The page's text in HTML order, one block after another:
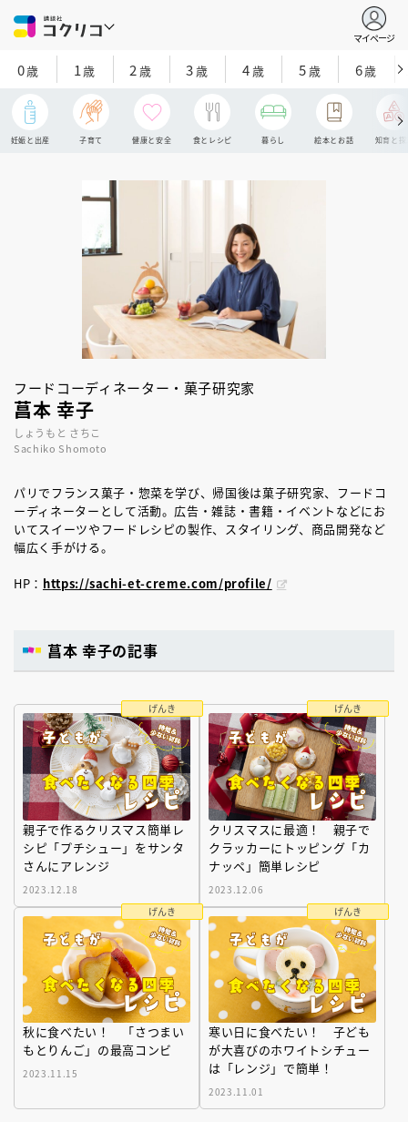
マイページ
0歳 1歳 2 歳 3歳 4歳 5歳 6歳
妊娠と出産 子育て 健康と安全 食とレシピ 暮らし 絵本とお話 知育と探
フードコーディネーター・菓子研究家
菖本 幸子
しょうもと さちこ
Sachiko Shomoto
パリでフランス菓子・惣菜を学び、帰国後は菓子研究家、フードコ
ーディネーターとして活動。広告・雑誌・書籍・イベントなどにお
いてスイーツやフードレシピの製作、スタイリング、商品開発など
幅広く手がける。
HP： https://sachi-et-creme.com/profile/
菖本 幸子の記事
げんき
親子で作るクリスマス簡単レ
シピ「プチシュー」をサンタ
さんにアレンジ
2023.12.18
げんき
クリスマスに最適！ 親子で
クラッカーにトッピング「カ
ナッペ」簡単レシピ
2023.12.06
げんき
秋に食べたい！ 「さつまい
もとりんご」の最高コンビ
2023.11.15
げんき
寒い日に食べたい！ 子ども
が大喜びのホワイトシチュー
は「レンジ」で簡単！
2023.11.01